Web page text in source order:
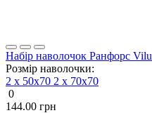
Набір наволочок Ранфорс
Розмір наволочки:
2 х 50х70 2 х 70х70
0
144.00 грн